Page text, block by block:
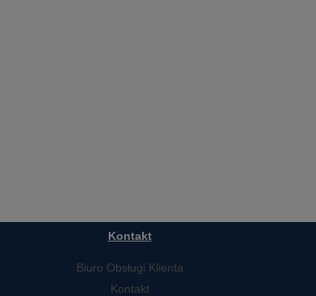
Kontakt
Biuro Obsługi Klienta
Kontakt